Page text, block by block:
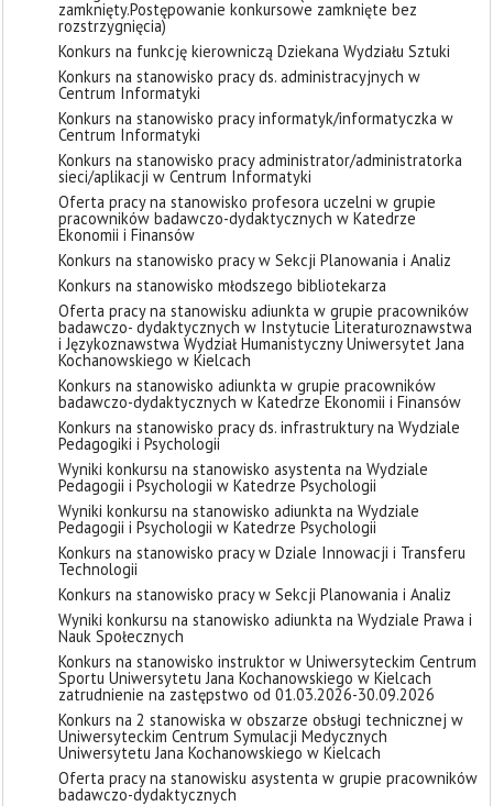
zamknięty. ​Postępowanie konkursowe zamknięte bez
rozstrzygnięcia)
Konkurs na funkcję kierowniczą Dziekana Wydziału Sztuki
Konkurs na stanowisko pracy ds. administracyjnych w
Centrum Informatyki
Konkurs na stanowisko pracy informatyk/informatyczka w
Centrum Informatyki
Konkurs na stanowisko pracy administrator/administratorka
sieci/aplikacji w Centrum Informatyki
Oferta pracy na stanowisko profesora uczelni w grupie
pracowników badawczo-dydaktycznych w Katedrze
Ekonomii i Finansów
Konkurs na stanowisko pracy w Sekcji Planowania i Analiz
Konkurs na stanowisko młodszego bibliotekarza
Oferta pracy na stanowisku adiunkta w grupie pracowników
badawczo- dydaktycznych w Instytucie Literaturoznawstwa
i Językoznawstwa Wydział Humanistyczny Uniwersytet Jana
Kochanowskiego w Kielcach
Konkurs na stanowisko adiunkta w grupie pracowników
badawczo-dydaktycznych w Katedrze Ekonomii i Finansów
Konkurs na stanowisko pracy ds. infrastruktury na Wydziale
Pedagogiki i Psychologii
Wyniki konkursu na stanowisko asystenta na Wydziale
Pedagogii i Psychologii w Katedrze Psychologii
Wyniki konkursu na stanowisko adiunkta na Wydziale
Pedagogii i Psychologii w Katedrze Psychologii
Konkurs na stanowisko pracy w Dziale Innowacji i Transferu
Technologii
Konkurs na stanowisko pracy w Sekcji Planowania i Analiz
Wyniki konkursu na stanowisko adiunkta na Wydziale Prawa i
Nauk Społecznych
Konkurs na stanowisko instruktor w Uniwersyteckim Centrum
Sportu Uniwersytetu Jana Kochanowskiego w Kielcach
zatrudnienie na zastępstwo od 01.03.2026-30.09.2026
Konkurs na 2 stanowiska w obszarze obsługi technicznej w
Uniwersyteckim Centrum Symulacji Medycznych
Uniwersytetu Jana Kochanowskiego w Kielcach
Oferta pracy na stanowisku asystenta w grupie pracowników
badawczo-dydaktycznych